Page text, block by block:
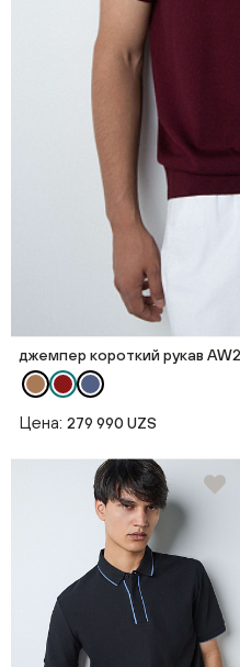
джемпер короткий рукав
Цена: 279 990 UZS